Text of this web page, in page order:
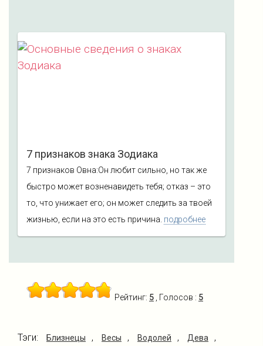
7 признаков знака Зодиака
7 признаков Овна:Он любит сильно, но так же
быстро может возненавидеть тебя; отказ – это
то, что унижает его; он может следить за твоей
жизнью, если на это есть причина. подробнее
Рейтинг: 5 , Голосов : 5
Тэги: Близнецы , Весы , Водолей , Дева ,